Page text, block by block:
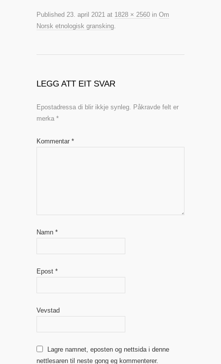
Published 23. april 2021 at 1828 × 2560 in Om
Norsk etnologisk gransking
LEGG ATT EIT SVAR
Epostadressa di blir ikkje synleg.
Påkravde felt er
merka *
Kommentar *
Namn *
Epost *
Vevstad
Lagre namnet, eposten og nettsida i denne
nettlesaren til neste gong eg kommenterer.